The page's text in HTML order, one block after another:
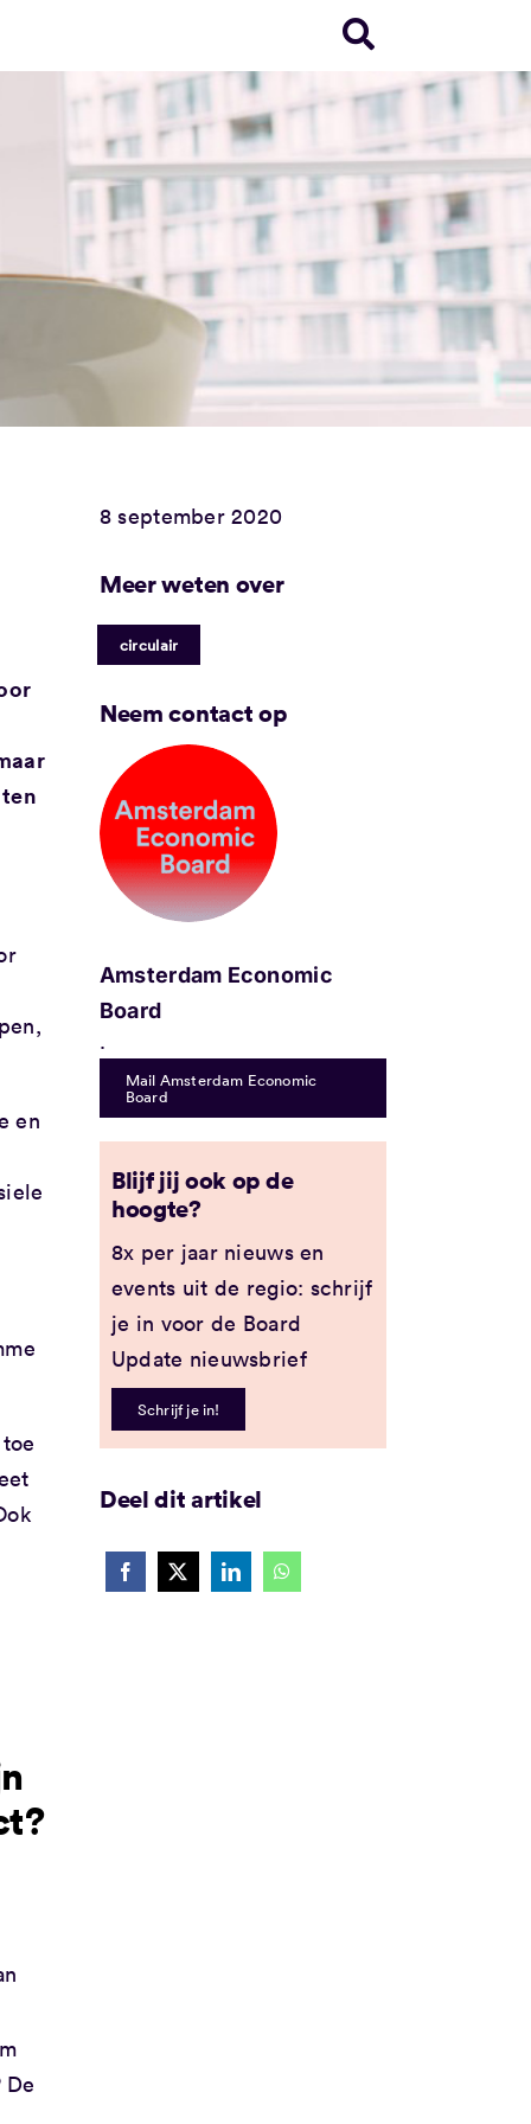
en
8 september 2020
Meer weten over
circulair
Neem contact op
Amsterdam Economic
Board
.
Mail Amsterdam Economic
Board
Blijf jij ook op de
hoogte?
8x per jaar nieuws en
events uit de regio: schrijf
je in voor de Board
Update nieuwsbrief
Schrijf je in!
Deel dit artikel